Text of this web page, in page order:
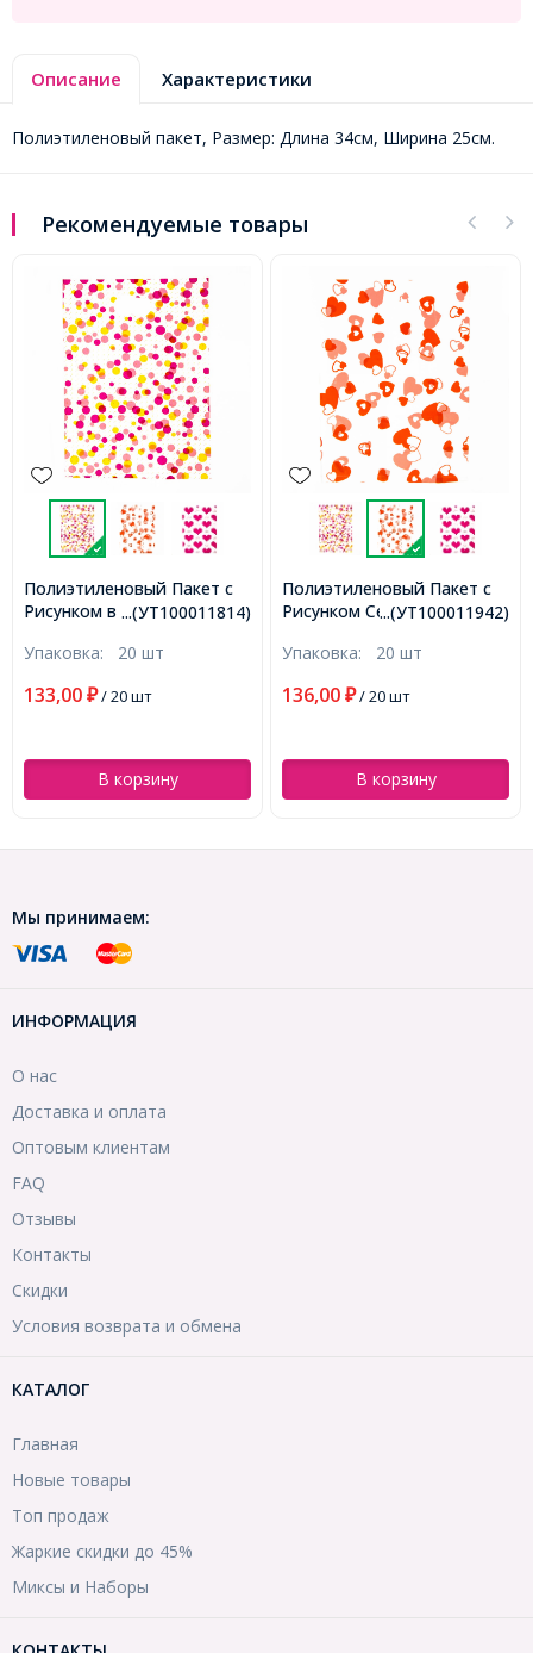
Описание Характеристики
Полиэтиленовый пакет, Размер: Длина 34см, Ширина 25см.
Рекомендуемые товары
...(УТ100011814)
Полиэтиленовый Пакет с
Рисунком в Горошек, Цвет:
34х25см, (УТ100011814)
Упаковка: 20 шт
133,00 ₽/ 20 шт
В корзину
...(УТ100011942)
Полиэтиленовый Пакет с
Рисунком Сердце, Цвет:
(УТ100011942)
Упаковка: 20 шт
136,00 ₽/ 20 шт
В корзину
Мы принимаем:
ИНФОРМАЦИЯ
О нас
Доставка и оплата
Оптовым клиентам
FAQ
Отзывы
Контакты
Скидки
Условия возврата и обмена
КАТАЛОГ
Главная
Новые товары
Топ продаж
Жаркие скидки до 45%
Миксы и Наборы